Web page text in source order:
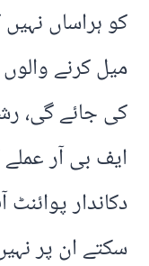
کو ہراساں
میل کرنے
کی جائے گی،
ایف بی آر
دکاندار
سکتے ان پر